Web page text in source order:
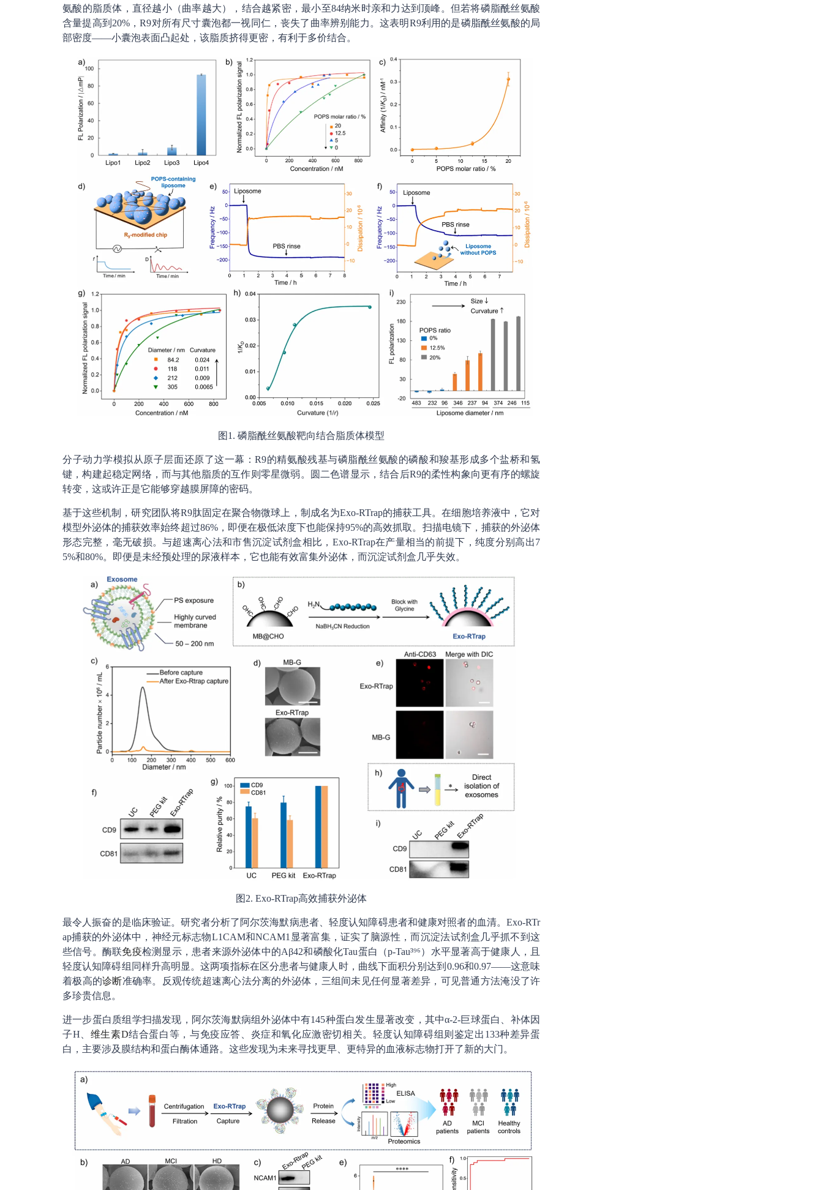
氨酸的脂质体，直径越小（曲率越大），结合越紧密，最小至84纳米时亲和力达到顶峰。但若将磷脂酰丝氨酸
含量提高到20%，R9对所有尺寸囊泡都一视同仁，丧失了曲率辨别能力。这表明R9利用的是磷脂酰丝氨酸的局
部密度——小囊泡表面凸起处，该脂质挤得更密，有利于多价结合。
图1. 磷脂酰丝氨酸靶向结合脂质体模型
分子动力学模拟从原子层面还原了这一幕：R9的精氨酸残基与磷脂酰丝氨酸的磷酸和羧基形成多个盐桥和氢
键，构建起稳定网络，而与其他脂质的互作则零星微弱。圆二色谱显示，结合后R9的柔性构象向更有序的螺旋
转变，这或许正是它能够穿越膜屏障的密码。
基于这些机制，研究团队将R9肽固定在聚合物微球上，制成名为Exo-RTrap的捕获工具。在细胞培养液中，它对
模型外泌体的捕获效率始终超过86%，即便在极低浓度下也能保持95%的高效抓取。扫描电镜下，捕获的外泌体
形态完整，毫无破损。与超速离心法和市售沉淀试剂盒相比，Exo-RTrap在产量相当的前提下，纯度分别高出7
5%和80%。即便是未经预处理的尿液样本，它也能有效富集外泌体，而沉淀试剂盒几乎失效。
图2. Exo-RTrap高效捕获外泌体
最令人振奋的是临床验证。研究者分析了阿尔茨海默病患者、轻度认知障碍患者和健康对照者的血清。Exo-RTr
ap捕获的外泌体中，神经元标志物L1CAM和NCAM1显著富集，证实了脑源性，而沉淀法试剂盒几乎抓不到这
些信号。酶联免疫检测显示，患者来源外泌体中的Aβ42和磷酸化Tau蛋白（p-Tau³⁹⁶）水平显著高于健康人，且
轻度认知障碍组同样升高明显。这两项指标在区分患者与健康人时，曲线下面积分别达到0.96和0.97——这意味
着极高的诊断准确率。反观传统超速离心法分离的外泌体，三组间未见任何显著差异，可见普通方法淹没了许
多珍贵信息。
进一步蛋白质组学扫描发现，阿尔茨海默病组外泌体中有145种蛋白发生显著改变，其中α-2-巨球蛋白、补体因
子H、 维生素D结合蛋白等，与免疫应答、炎症和氧化应激密切相关。轻度认知障碍组则鉴定出133种差异蛋
白，主要涉及膜结构和蛋白酶体通路。这些发现为未来寻找更早、更特异的血液标志物打开了新的大门。